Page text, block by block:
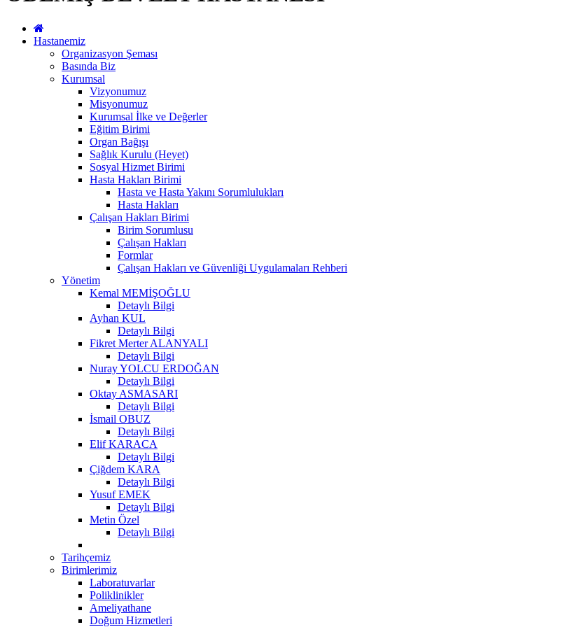
Hastanemiz
Organizasyon Şeması
Basında Biz
Kurumsal
Vizyonumuz
Misyonumuz
Kurumsal İlke ve Değerler
Eğitim Birimi
Organ Bağışı
Sağlık Kurulu (Heyet)
Sosyal Hizmet Birimi
Hasta Hakları Birimi
Hasta ve Hasta Yakını Sorumlulukları
Hasta Hakları
Çalışan Hakları Birimi
Birim Sorumlusu
Çalışan Hakları
Formlar
Çalışan Hakları ve Güvenliği Uygulamaları Rehberi
Yönetim
Kemal MEMİŞOĞLU
Detaylı Bilgi
Ayhan KUL
Detaylı Bilgi
Fikret Merter ALANYALI
Detaylı Bilgi
Nuray YOLCU ERDOĞAN
Detaylı Bilgi
Oktay ASMASARI
Detaylı Bilgi
İsmail OBUZ
Detaylı Bilgi
Elif KARACA
Detaylı Bilgi
Çiğdem KARA
Detaylı Bilgi
Yusuf EMEK
Detaylı Bilgi
Metin Özel
Detaylı Bilgi
Tarihçemiz
Birimlerimiz
Laboratuvarlar
Poliklinikler
Ameliyathane
Doğum Hizmetleri